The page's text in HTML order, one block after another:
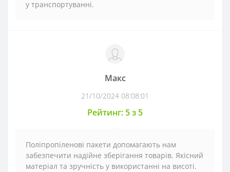
у транспортуванні.
Макс
21/10/2024 08:08:01
Рейтинг: 5 з 5
Поліпропіленові пакети допомагають нам
забезпечити надійне зберігання товарів. Якісний
матеріал та зручність у використанні на висоті.